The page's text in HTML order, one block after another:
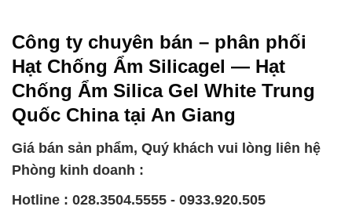
Công ty chuyên bán – phân phối
Hạt Chống Ẩm Silicagel — Hạt
Chống Ẩm Silica Gel White Trung
Quốc China tại An Giang
Giá bán sản phẩm, Quý khách vui lòng liên hệ
Phòng kinh doanh :
Hotline : 028.3504.5555 - 0933.920.505